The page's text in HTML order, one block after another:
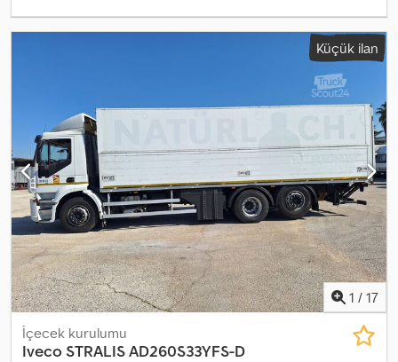
Küçük ilan
1 / 17
İçecek kurulumu
Iveco STRALIS AD260S33YFS-D